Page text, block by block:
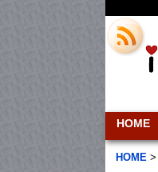
HOME
HOME >